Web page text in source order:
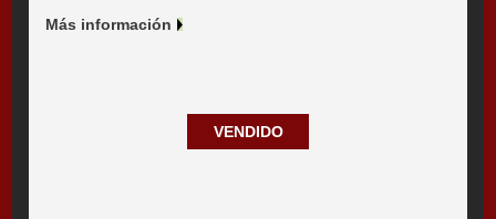
Más información
VENDIDO